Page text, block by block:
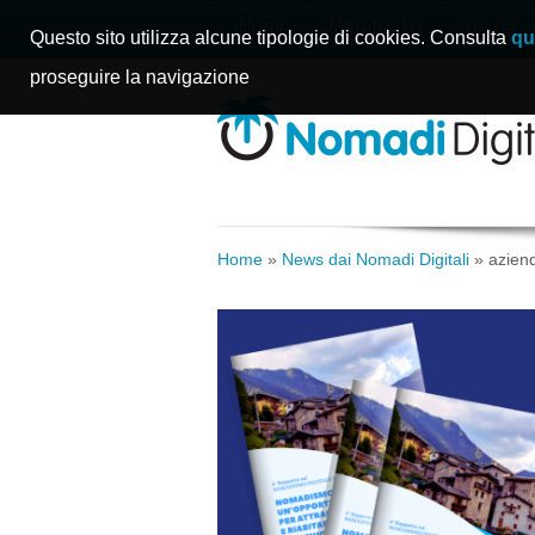
Home Manifesto Storie
Home » News dai Nomadi Digitali »
Questo sito utilizza alcune tipologie di cookies. Consulta
proseguire la navigazione